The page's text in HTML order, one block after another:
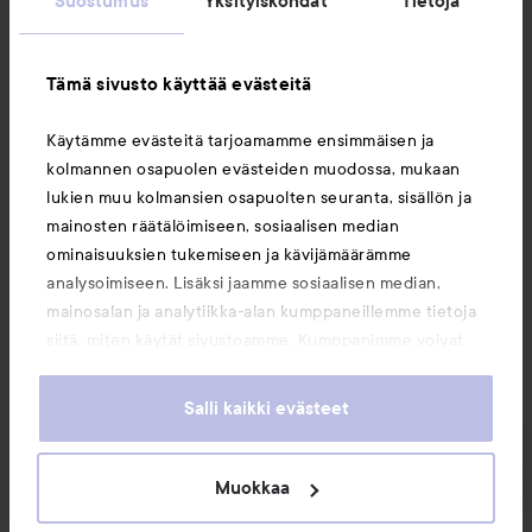
Tämä sivusto käyttää evästeitä
Käytämme evästeitä tarjoamamme ensimmäisen ja
kolmannen osapuolen evästeiden muodossa, mukaan
lukien muu kolmansien osapuolten seuranta, sisällön ja
mainosten räätälöimiseen, sosiaalisen median
ominaisuuksien tukemiseen ja kävijämäärämme
analysoimiseen. Lisäksi jaamme sosiaalisen median,
mainosalan ja analytiikka-alan kumppaneillemme tietoja
heille tai joita on kerätty, kun olet käyttänyt heidän
evästeiden käytön.
Salli kaikki evästeet
Muokkaa
Saattaisit myös tykätä
Copyright 2026